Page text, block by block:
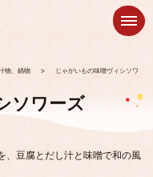
物、鍋物 >
じゃがいもの味噌ヴィシソワ
ソワーズ
、豆腐とだし汁と味噌で和の風